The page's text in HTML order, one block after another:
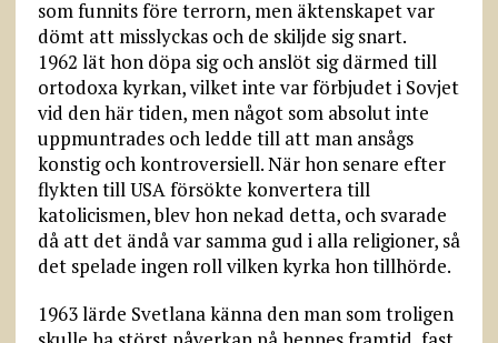
som funnits före terrorn, men äktenskapet var
dömt att misslyckas och de skiljde sig snart.
1962 lät hon döpa sig och anslöt sig därmed till
ortodoxa kyrkan, vilket inte var förbjudet i Sovjet
vid den här tiden, men något som absolut inte
uppmuntrades och ledde till att man ansågs
konstig och kontroversiell. När hon senare efter
flykten till USA försökte konvertera till
katolicismen, blev hon nekad detta, och svarade
då att det ändå var samma gud i alla religioner, så
det spelade ingen roll vilken kyrka hon tillhörde.
1963 lärde Svetlana känna den man som troligen